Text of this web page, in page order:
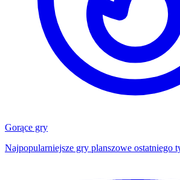
Gorące gry
Najpopularniejsze gry planszowe ostatniego